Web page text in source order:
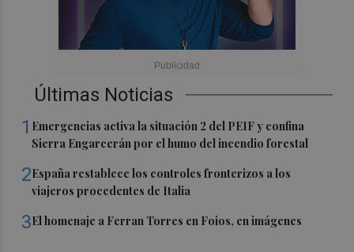
Últimas Noticias
1 Emergencias activa la situación 2 del PEIF y confina
Sierra Engarcerán por el humo del incendio forestal
2España restablece los controles fronterizos a los
viajeros procedentes de Italia
3El homenaje a Ferran Torres en Foios, en imágenes